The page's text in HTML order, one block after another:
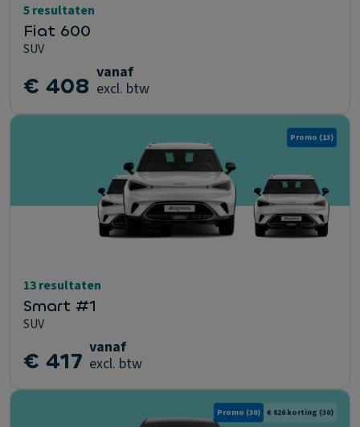
5 resultaten
Fiat 600
SUV
€ 408 vanaf
excl. btw
Promo (13)
13 resultaten
Smart #1
SUV
€ 417 vanaf
excl. btw
Promo (30) € 826 korting (30)